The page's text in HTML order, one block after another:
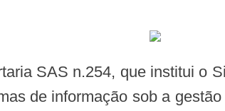
de informação sob a